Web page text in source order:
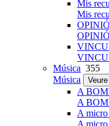
Mis
Mis
Música 355
Música
A
A
A